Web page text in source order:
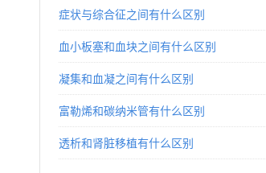
症状与综合征之间有什么区别
血小板塞和血块之间有什么区别
凝集和血凝之间有什么区别
富勒烯和碳纳米管有什么区别
透析和肾脏移植有什么区别